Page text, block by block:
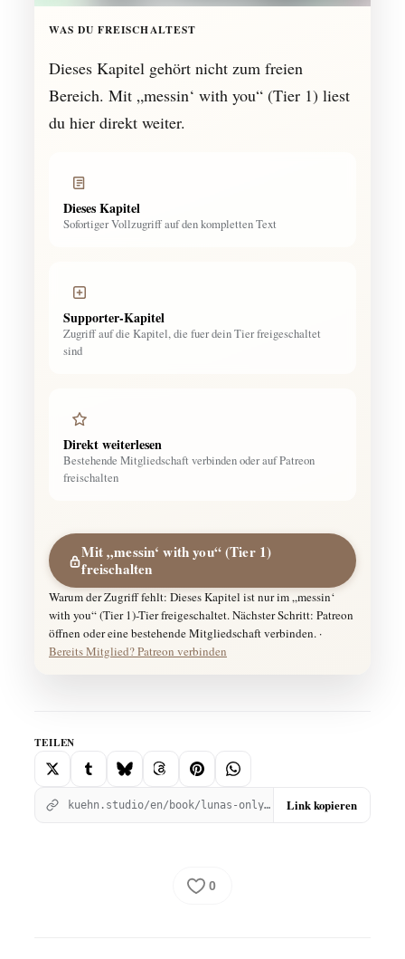
WAS DU FREISCHALTEST
Dieses Kapitel gehört nicht zum freien
Bereich. Mit „messin‘ with you“ (Tier 1) liest
du hier direkt weiter.
Dieses Kapitel
Sofortiger Vollzugriff auf den kompletten Text
Supporter-Kapitel
Zugriff auf die Kapitel, die fuer dein Tier freigeschaltet
sind
Direkt weiterlesen
Bestehende Mitgliedschaft verbinden oder auf Patreon
freischalten
Mit „messin‘ with you“ (Tier 1)
freischalten
Warum der Zugriff fehlt: Dieses Kapitel ist nur im „messin‘
with you“ (Tier 1)-Tier freigeschaltet. Nächster Schritt: Patreon
öffnen oder eine bestehende Mitgliedschaft verbinden. ·
Bereits Mitglied? Patreon verbinden
TEILEN
kuehn.studio/en/book/lunas-onlyfans/the-weight-of-acceptance/?utm_source=kuehnstudio&utm_medium=social_share&utm_campaign=chapter_609&utm_content=copy_link Link kopieren
0